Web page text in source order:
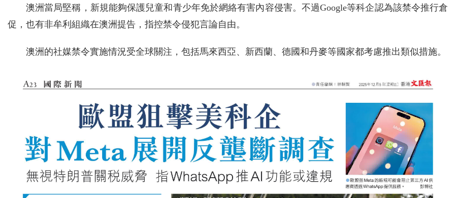
澳洲當局堅稱，新規能夠保護兒童和青少年免於網絡有害內容侵害。不過Google等科企認為該禁令推行倉
促，也有非牟利組織在澳洲提告，指控禁令侵犯言論自由。
澳洲的社媒禁令實施情況受全球關注，包括馬來西亞、新西蘭、德國和丹麥等國家都考慮推出類似措施。